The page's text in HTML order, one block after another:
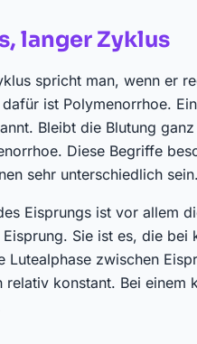
langer Zyklus
spricht man, wenn er
ist Polymenorrhoe.
Bleibt die Blutung
Diese Begriffe
sehr unterschiedlich sein.
Eisprungs ist vor allem
Sie ist es, die
Lutealphase zwischen
relativ konstant. Bei